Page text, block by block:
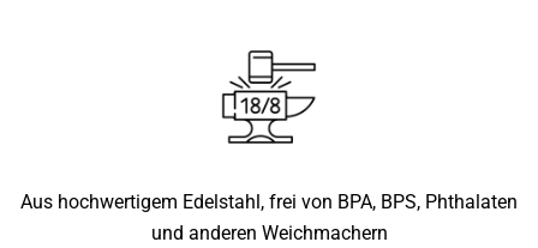
Aus hochwertigem Edelstahl, frei von BPA, BPS, Phthalaten
und anderen Weichmachern